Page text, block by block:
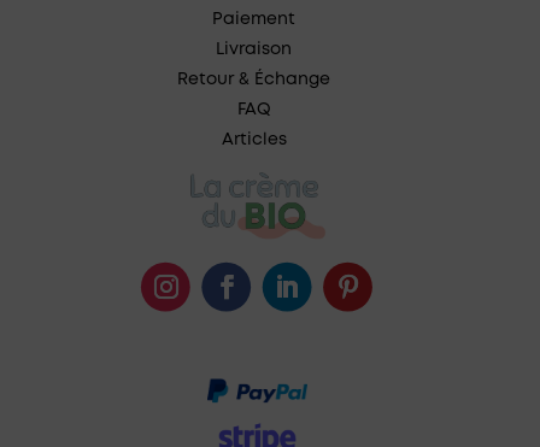
Paiement
Livraison
Retour & Échange
FAQ
Articles